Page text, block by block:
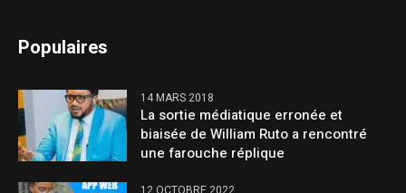
Populaires
14 MARS 2018
La sortie médiatique erronée et
biaisée de William Ruto a rencontré
une farouche réplique